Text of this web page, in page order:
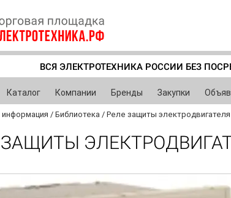
ВСЯ ЭЛЕКТРОТЕХНИКА РОССИИ БЕЗ
Каталог Компании Бренды Закупки
/ Библиотека / Реле защиты электродвигателя